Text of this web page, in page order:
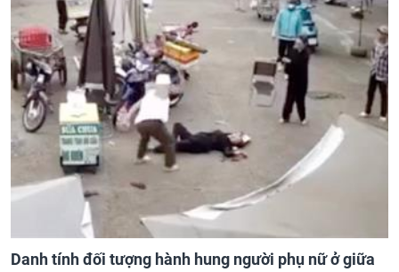
Danh tính đối tượng hành hung người phụ nữ ở giữa